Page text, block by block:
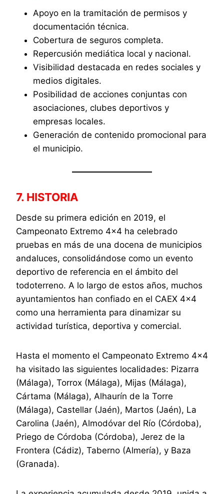
Apoyo en la tramitación de permisos y
documentación técnica.
Cobertura de seguros completa.
Repercusión mediática local y nacional.
Visibilidad destacada en redes sociales y
medios digitales.
Posibilidad de acciones conjuntas con
asociaciones, clubes deportivos y
empresas locales.
Generación de contenido promocional para
el municipio.
7. HISTORIA
Desde su primera edición en 2019, el
Campeonato Extremo 4×4 ha celebrado
pruebas en más de una docena de municipios
andaluces, consolidándose como un evento
deportivo de referencia en el ámbito del
todoterreno. A lo largo de estos años, muchos
ayuntamientos han confiado en el CAEX 4×4
como una herramienta para dinamizar su
actividad turística, deportiva y comercial.
Hasta el momento el Campeonato Extremo 4×4
ha visitado las siguientes localidades: Pizarra
(Málaga), Torrox (Málaga), Mijas (Málaga),
Cártama (Málaga), Alhaurín de la Torre
(Málaga), Castellar (Jaén), Martos (Jaén), La
Carolina (Jaén), Almodóvar del Río (Córdoba),
Priego de Córdoba (Córdoba), Jerez de la
Frontera (Cádiz), Taberno (Almería), y Baza
(Granada).